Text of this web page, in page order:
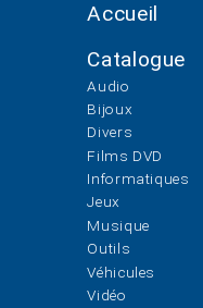
Accueil
Catalogue
Audio
Bijoux
Divers
Films DVD
Informatiques
Jeux
Musique
Outils
Véhicules
Vidéo